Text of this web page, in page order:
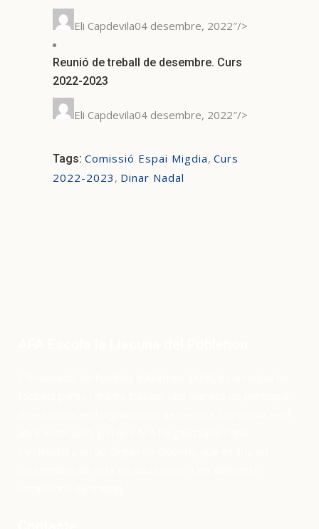
Eli Capdevila04 desembre, 2022″/>
Reunió de treball de desembre. Curs
2022-2023
Eli Capdevila04 desembre, 2022″/>
Tags: Comissió Espai Migdia, Curs
2022-2023 , Dinar Nadal